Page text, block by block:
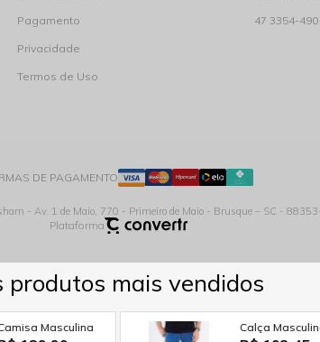
Pagamento
Privacidade
Termos de Uso
47 3354-
DE PAGAMENTO
- Av. 1 de Maio, 770 - Primeiro de Maio - Brusque – SC -
Plataforma